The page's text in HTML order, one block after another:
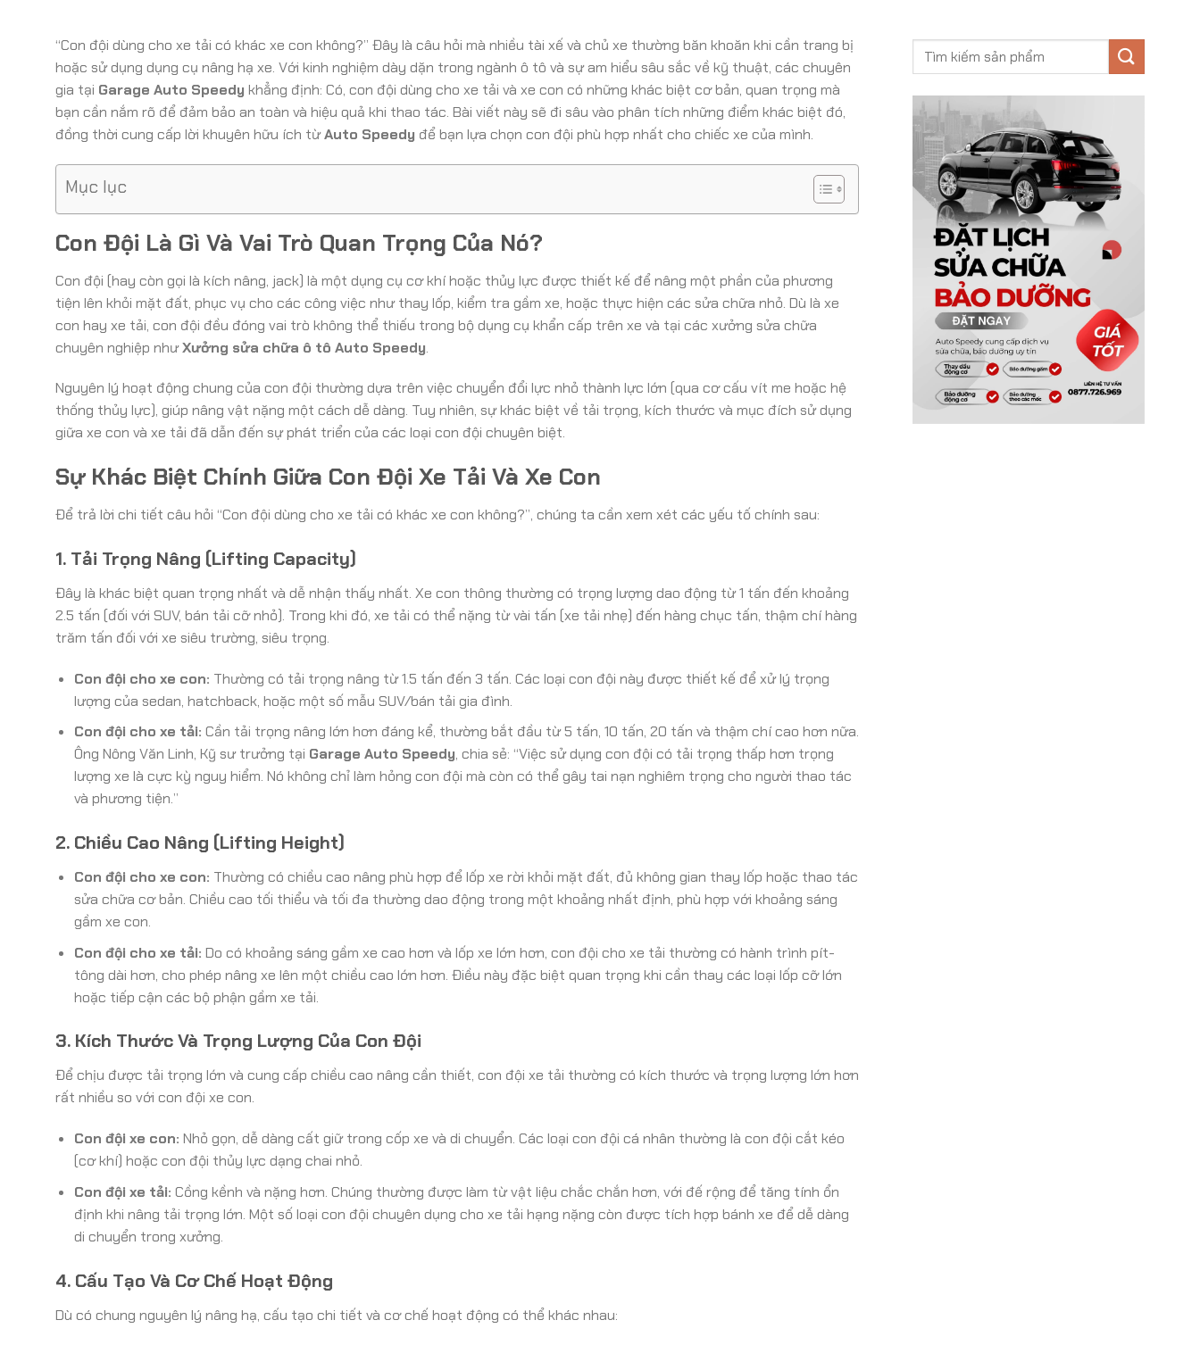
“Con đội dùng cho xe tải có khác xe con không?” Đây là câu hỏi mà nhiều tài xế và chủ xe thường băn khoăn khi cần trang bị
hoặc sử dụng dụng cụ nâng hạ xe. Với kinh nghiệm dày dặn trong ngành ô tô và sự am hiểu sâu sắc về kỹ thuật, các chuyên
gia tại Garage Auto Speedy khẳng định: Có, con đội dùng cho xe tải và xe con có những khác biệt cơ bản, quan trọng mà
bạn cần nắm rõ để đảm bảo an toàn và hiệu quả khi thao tác. Bài viết này sẽ đi sâu vào phân tích những điểm khác biệt đó,
đồng thời cung cấp lời khuyên hữu ích từAuto Speedy để bạn lựa chọn con đội phù hợp nhất cho chiếc xe của mình.
Mục lục
Con Đội Là Gì Và Vai Trò Quan Trọng Của Nó?
Con đội (hay còn gọi là kích nâng, jack) là một dụng cụ cơ khí hoặc thủy lực được thiết kế để nâng một phần của phương
tiện lên khỏi mặt đất, phục vụ cho các công việc như thay lốp, kiểm tra gầm xe, hoặc thực hiện các sửa chữa nhỏ. Dù là xe
con hay xe tải, con đội đều đóng vai trò không thể thiếu trong bộ dụng cụ khẩn cấp trên xe và tại các xưởng sửa chữa
chuyên nghiệp nhưXưởng sửa chữa ô tô Auto Speedy.
Nguyên lý hoạt động chung của con đội thường dựa trên việc chuyển đổi lực nhỏ thành lực lớn (qua cơ cấu vít me hoặc hệ
thống thủy lực), giúp nâng vật nặng một cách dễ dàng. Tuy nhiên, sự khác biệt về tải trọng, kích thước và mục đích sử dụng
giữa xe con và xe tải đã dẫn đến sự phát triển của các loại con đội chuyên biệt.
Sự Khác Biệt Chính Giữa Con Đội Xe Tải Và Xe Con
Để trả lời chi tiết câu hỏi “Con đội dùng cho xe tải có khác xe con không?”, chúng ta cần xem xét các yếu tố chính sau:
1. Tải Trọng Nâng (Lifting Capacity)
Đây là khác biệt quan trọng nhất và dễ nhận thấy nhất. Xe con thông thường có trọng lượng dao động từ 1 tấn đến khoảng
2.5 tấn (đối với SUV, bán tải cỡ nhỏ). Trong khi đó, xe tải có thể nặng từ vài tấn (xe tải nhẹ) đến hàng chục tấn, thậm chí hàng
trăm tấn đối với xe siêu trường, siêu trọng.
Con đội cho xe con: Thường có tải trọng nâng từ 1.5 tấn đến 3 tấn. Các loại con đội này được thiết kế để xử lý trọng
lượng của sedan, hatchback, hoặc một số mẫu SUV/bán tải gia đình.
Con đội cho xe tải: Cần tải trọng nâng lớn hơn đáng kể, thường bắt đầu từ 5 tấn, 10 tấn, 20 tấn và thậm chí cao hơn nữa.
Ông Nông Văn Linh, Kỹ sư trưởng tại Garage Auto Speedy, chia sẻ: “Việc sử dụng con đội có tải trọng thấp hơn trọng
lượng xe là cực kỳ nguy hiểm. Nó không chỉ làm hỏng con đội mà còn có thể gây tai nạn nghiêm trọng cho người thao tác
và phương tiện.”
2. Chiều Cao Nâng (Lifting Height)
Con đội cho xe con: Thường có chiều cao nâng phù hợp để lốp xe rời khỏi mặt đất, đủ không gian thay lốp hoặc thao tác
sửa chữa cơ bản. Chiều cao tối thiểu và tối đa thường dao động trong một khoảng nhất định, phù hợp với khoảng sáng
gầm xe con.
Con đội cho xe tải: Do có khoảng sáng gầm xe cao hơn và lốp xe lớn hơn, con đội cho xe tải thường có hành trình pít-
tông dài hơn, cho phép nâng xe lên một chiều cao lớn hơn. Điều này đặc biệt quan trọng khi cần thay các loại lốp cỡ lớn
hoặc tiếp cận các bộ phận gầm xe tải.
3. Kích Thước Và Trọng Lượng Của Con Đội
Để chịu được tải trọng lớn và cung cấp chiều cao nâng cần thiết, con đội xe tải thường có kích thước và trọng lượng lớn hơn
rất nhiều so với con đội xe con.
Con đội xe con: Nhỏ gọn, dễ dàng cất giữ trong cốp xe và di chuyển. Các loại con đội cá nhân thường là con đội cắt kéo
(cơ khí) hoặc con đội thủy lực dạng chai nhỏ.
Con đội xe tải: Cồng kềnh và nặng hơn. Chúng thường được làm từ vật liệu chắc chắn hơn, với đế rộng để tăng tính ổn
định khi nâng tải trọng lớn. Một số loại con đội chuyên dụng cho xe tải hạng nặng còn được tích hợp bánh xe để dễ dàng
di chuyển trong xưởng.
4. Cấu Tạo Và Cơ Chế Hoạt Động
Dù có chung nguyên lý nâng hạ, cấu tạo chi tiết và cơ chế hoạt động có thể khác nhau: